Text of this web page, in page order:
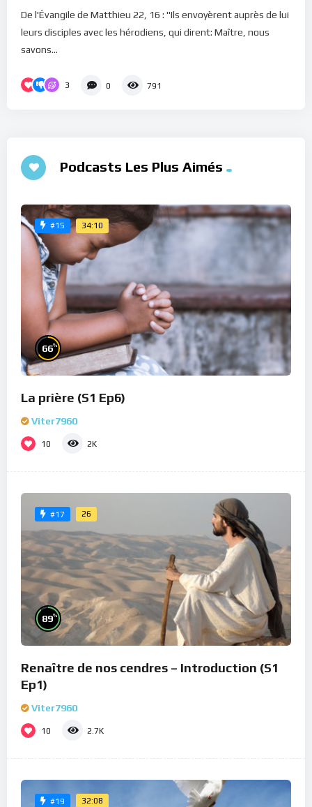
De l'Évangile de Matthieu 22, 16 : "Ils envoyèrent auprès de lui
leurs disciples avec les hérodiens, qui dirent: Maître, nous
savons...
3 0 791
Podcasts Les Plus Aimés
#15 34:10
66%
La prière (S1 Ep6)
Viter7960
10 2K
#17 26
89%
Renaître de nos cendres – Introduction (S1
Ep1)
Viter7960
10 2.7K
#19 32:08